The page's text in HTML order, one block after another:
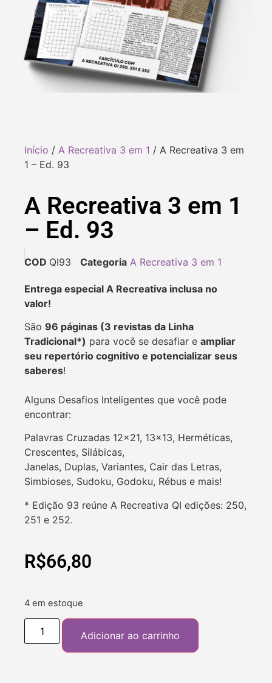
Início / A Recreativa 3 em 1 / A Recreativa 3 em
1 – Ed. 93
A Recreativa 3 em 1
– Ed. 93
COD QI93 Categoria A Recreativa 3 em 1
Entrega especial A Recreativa inclusa no
valor!
São 96 páginas (3 revistas da Linha
Tradicional*) para você se desafiar e ampliar
seu repertório cognitivo e potencializar seus
saberes!
Alguns Desafios Inteligentes que você pode
encontrar:
Palavras Cruzadas 12×21, 13×13, Herméticas,
Crescentes, Silábicas,
Janelas, Duplas, Variantes, Cair das Letras,
Simbioses, Sudoku, Godoku, Rébus e mais!
* Edição 93 reúne A Recreativa QI edições: 250,
251 e 252.
R$66,80
4 em estoque
Adicionar ao carrinho